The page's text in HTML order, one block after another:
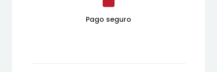
Pago seguro